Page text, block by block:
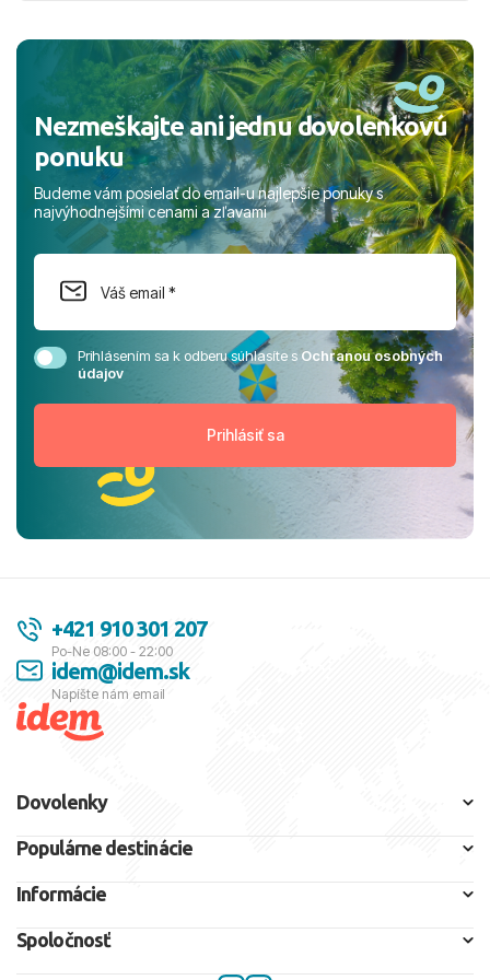
Nezmeškajte ani jednu dovolenkovú
ponuku
Budeme vám posielať do email-u najlepšie ponuky s
najvýhodnejšími cenami a zľavami
Prihlásením sa k odberu súhlasíte sOchranou osobných
údajov
+421 910 301 207
Po-Ne 08:00 - 22:00
idem@idem.sk
Napíšte nám email
Dovolenky
Populárne destinácie
Informácie
Spoločnosť